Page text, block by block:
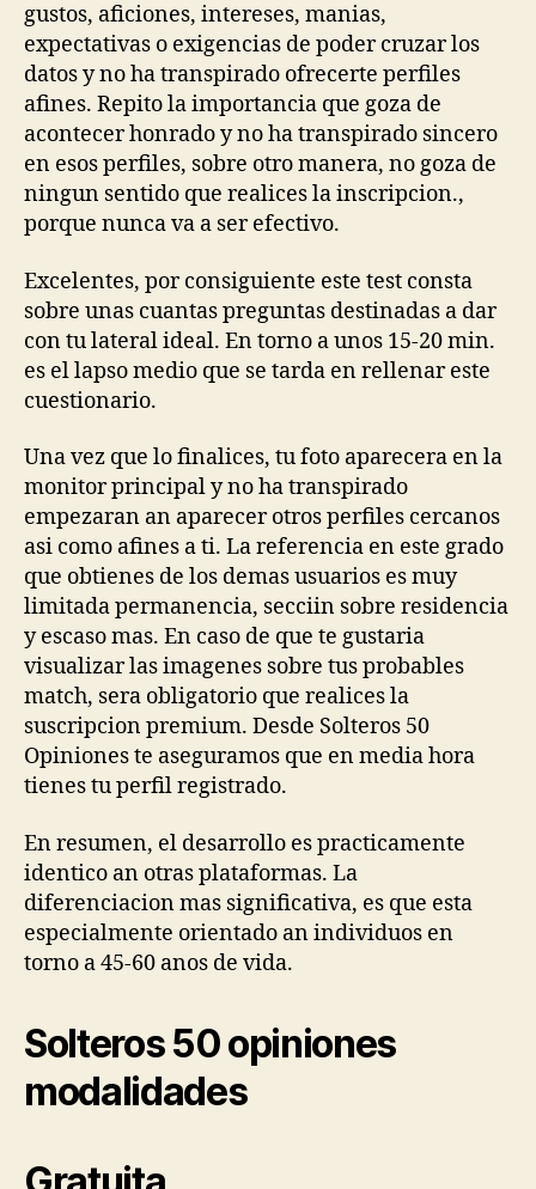
gustos, aficiones, intereses, manias,
expectativas o exigencias de poder cruzar los
datos y no ha transpirado ofrecerte perfiles
afines. Repito la importancia que goza de
acontecer honrado y no ha transpirado sincero
en esos perfiles, sobre otro manera, no goza de
ningun sentido que realices la inscripcion.,
porque nunca va a ser efectivo.
Excelentes, por consiguiente este test consta
sobre unas cuantas preguntas destinadas a dar
con tu lateral ideal. En torno a unos 15-20 min.
es el lapso medio que se tarda en rellenar este
cuestionario.
Una vez que lo finalices, tu foto aparecera en la
monitor principal y no ha transpirado
empezaran an aparecer otros perfiles cercanos
asi­ como afines a ti. La referencia en este grado
que obtienes de los demas usuarios es muy
limitada permanencia, secciin sobre residencia
y escaso mas. En caso de que te gustaria
visualizar las imagenes sobre tus probables
match, sera obligatorio que realices la
suscripcion premium. Desde Solteros 50
Opiniones te aseguramos que en media hora
tienes tu perfil registrado.
En resumen, el desarrollo es practicamente
identico an otras plataformas. La
diferenciacion mas significativa, es que esta
especialmente orientado an individuos en
torno a 45-60 anos de vida.
Solteros 50 opiniones
modalidades